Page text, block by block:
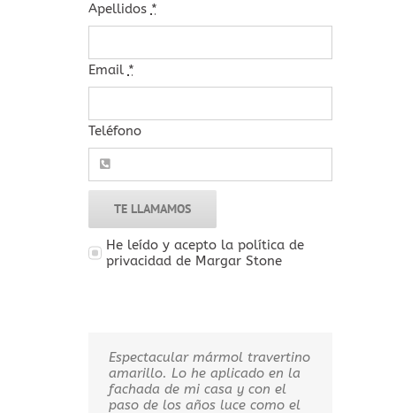
Apellidos *
Email *
Teléfono
TE LLAMAMOS
He leído y acepto la política de
privacidad de Margar Stone
Espectacular mármol travertino
amarillo. Lo he aplicado en la
fachada de mi casa y con el
paso de los años luce como el
Gracias a Margar Stone por
ofrecerme toda la información
técnica de sus productos. me
permiten crear entornos